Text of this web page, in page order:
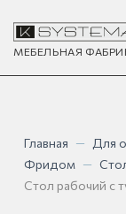
МЕБЕЛЬНАЯ
Главная — Для
Фридом —
Стол рабочий